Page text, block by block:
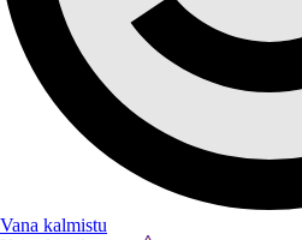
Vana kalmistu